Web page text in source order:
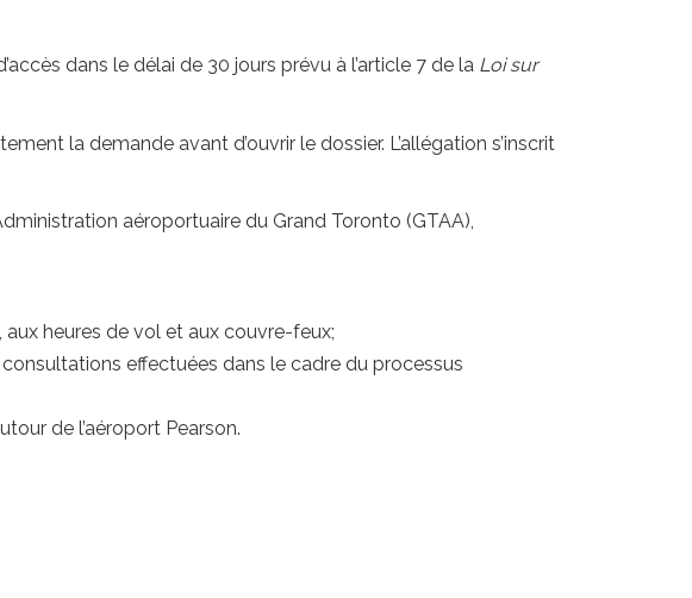
dans le délai de 30 jours prévu à l’article 7 de la Loi sur
la demande avant d’ouvrir le dossier. L’allégation s’inscrit
aéroportuaire du Grand Toronto (GTAA),
heures de vol et aux couvre-feux;
effectuées dans le cadre du processus
de l’aéroport Pearson.